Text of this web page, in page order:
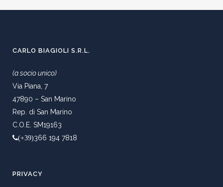
CARLO BIAGIOLI S.R.L.
(a socio unico)
Via Piana, 7
47890 – San Marino
Rep. di San Marino
C.O.E. SM19163
(+39)366 194 7818
PRIVACY